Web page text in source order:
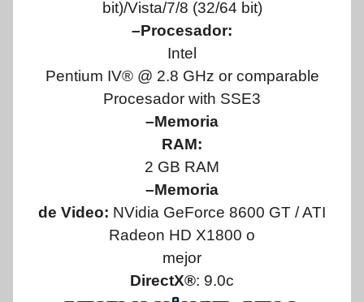
bit)/Vista/7/8 (32/64 bit)
–Procesador:
Intel
Pentium IV® @ 2.8 GHz or comparable
Procesador with SSE3
–Memoria
RAM:
2 GB RAM
–Memoria
de Video: NVidia GeForce 8600 GT / ATI
Radeon HD X1800 o
mejor
DirectX®: 9.0c